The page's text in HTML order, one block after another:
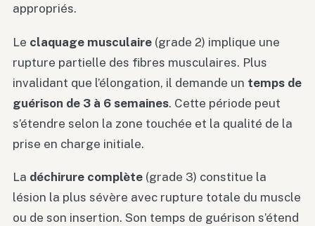
appropriés.
Le claquage musculaire (grade 2) implique une
rupture partielle des fibres musculaires. Plus
invalidant que l’élongation, il demande un temps de
guérison de 3 à 6 semaines. Cette période peut
s’étendre selon la zone touchée et la qualité de la
prise en charge initiale.
La déchirure complète (grade 3) constitue la
lésion la plus sévère avec rupture totale du muscle
ou de son insertion. Son temps de guérison s’étend